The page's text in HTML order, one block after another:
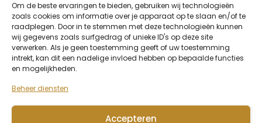
Om de beste ervaringen te bieden, gebruiken wij technologieën
zoals cookies om informatie over je apparaat op te slaan en/of te
raadplegen. Door in te stemmen met deze technologieën kunnen
wij gegevens zoals surfgedrag of unieke ID's op deze site
verwerken. Als je geen toestemming geeft of uw toestemming
intrekt, kan dit een nadelige invloed hebben op bepaalde functies
en mogelijkheden.
Beheer diensten
Accepteren
Realisaties
Blog